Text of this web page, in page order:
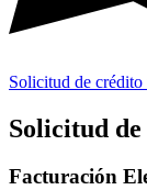
Solicitud de crédito
Solicitud
Facturación